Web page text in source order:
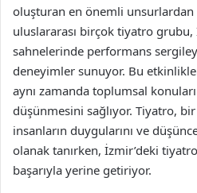
oluşturan en önemli unsurlardan
uluslararası birçok tiyatro grubu,
sahnelerinde performans
deneyimler sunuyor. Bu
aynı zamanda toplumsal
düşünmesini sağlıyor. Tiyatro, bir
insanların duygularını ve
olanak tanırken, İzmir’deki
başarıyla yerine getiriyor.